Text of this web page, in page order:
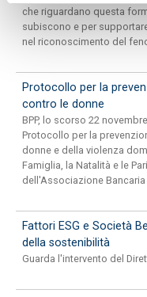
che riguardano questa
subiscono e per
nel riconoscimento del
Protocollo per la
contro le donne
BPP, lo scorso 22
Protocollo per la
donne e della violenza
Famiglia, la Natalità e le
dell'Associazione Bancaria
Fattori ESG e Società
della sostenibilità
Guarda l'intervento del